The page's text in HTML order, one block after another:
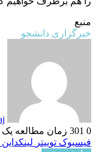
منبع
خبرگزاری دانشجو
0
زمان مطالعه یک
فیسبوک توییتر لینکداین